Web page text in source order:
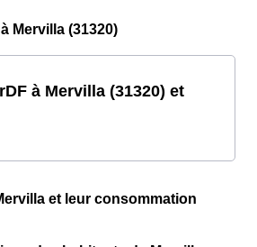
Mervilla (31320)
à Mervilla (31320) et
et leur consommation